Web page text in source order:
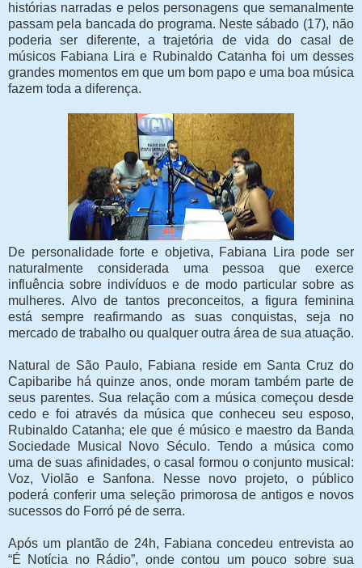
histórias narradas e pelos personagens que semanalmente
passam pela bancada do programa. Neste sábado (17), não
poderia ser diferente, a trajetória de vida do casal de
músicos Fabiana Lira e Rubinaldo Catanha foi um desses
grandes momentos em que um bom papo e uma boa música
fazem toda a diferença.
De personalidade forte e objetiva, Fabiana Lira pode ser
naturalmente considerada uma pessoa que exerce
influência sobre indivíduos e de modo particular sobre as
mulheres. Alvo de tantos preconceitos, a figura feminina
está sempre reafirmando as suas conquistas, seja no
mercado de trabalho ou qualquer outra área de sua atuação.
Natural de São Paulo, Fabiana reside em Santa Cruz do
Capibaribe há quinze anos, onde moram também parte de
seus parentes. Sua relação com a música começou desde
cedo e foi através da música que conheceu seu esposo,
Rubinaldo Catanha; ele que é músico e maestro da Banda
Sociedade Musical Novo Século. Tendo a música como
uma de suas afinidades, o casal formou o conjunto musical:
Voz, Violão e Sanfona. Nesse novo projeto, o público
poderá conferir uma seleção primorosa de antigos e novos
sucessos do Forró pé de serra.
Após um plantão de 24h, Fabiana concedeu entrevista ao
“É Notícia no Rádio”, onde contou um pouco sobre sua